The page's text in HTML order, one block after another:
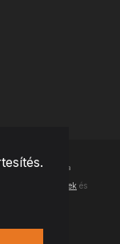
jog fenntartva
Használati feltételek és